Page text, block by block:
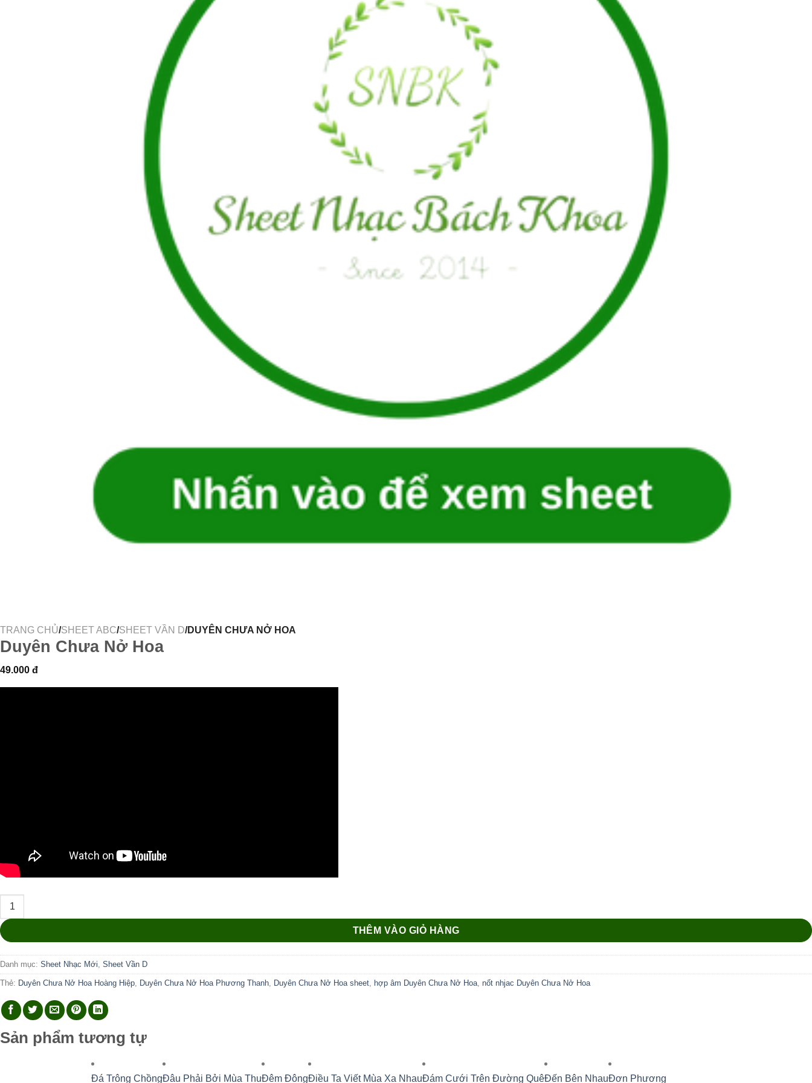
TRANG CHỦ/SHEET ABC/SHEET VẦN D/DUYÊN CHƯA NỞ HOA
Duyên Chưa Nở Hoa
49.000 đ
Duyên Chưa Nở Hoa số lượng
THÊM VÀO GIỎ HÀNG
Danh mục: Sheet Nhạc Mới, Sheet Vần D
Thẻ: Duyên Chưa Nở Hoa Hoàng Hiệp, Duyên Chưa Nở Hoa Phương Thanh, Duyên Chưa Nở Hoa sheet, hợp âm Duyên Chưa Nở Hoa, nốt nhjac Duyên Chưa Nở Hoa
Sản phẩm tương tự
Đá Trông ChồngĐâu Phải Bởi Mùa ThuĐêm ĐôngĐiều Ta Viết Mùa Xa NhauĐám Cưới Trên Đường QuêĐến Bên NhauĐơn Phương